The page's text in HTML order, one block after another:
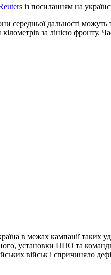
із посиланням на
середньої дальності
кілометрів за лінією фронту.
в межах кампанії таких
установки ППО та
військ і спричиняло